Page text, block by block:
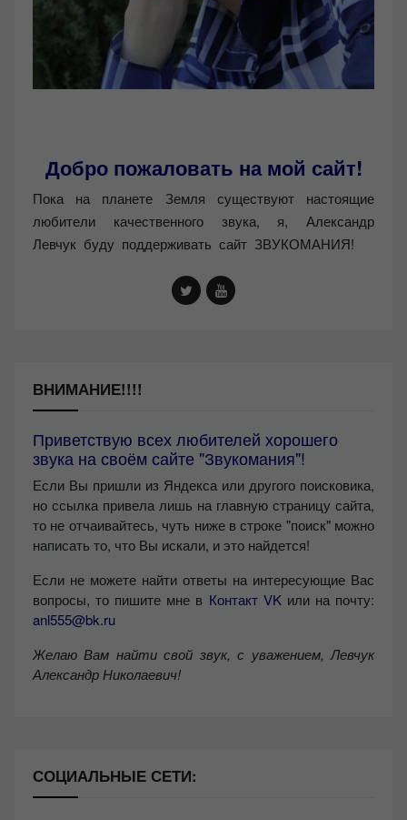
Добро пожаловать на мой сайт!
Пока на планете Земля существуют настоящие
любители качественного звука, я, Александр
Левчук буду поддерживать сайт ЗВУКОМАНИЯ!
ВНИМАНИЕ!!!!
Приветствую всех любителей хорошего
звука на своём сайте "Звукомания"!
Если Вы пришли из Яндекса или другого поисковика,
но ссылка привела лишь на главную страницу сайта,
то не отчаивайтесь, чуть ниже в строке "поиск" можно
написать то, что Вы искали, и это найдется!
Если не можете найти ответы на интересующие Вас
вопросы, то пишите мне в Контакт VKили на почту:
anl555@bk.ru
Желаю Вам найти свой звук, с уважением, Левчук
Александр Николаевич!
СОЦИАЛЬНЫЕ СЕТИ: